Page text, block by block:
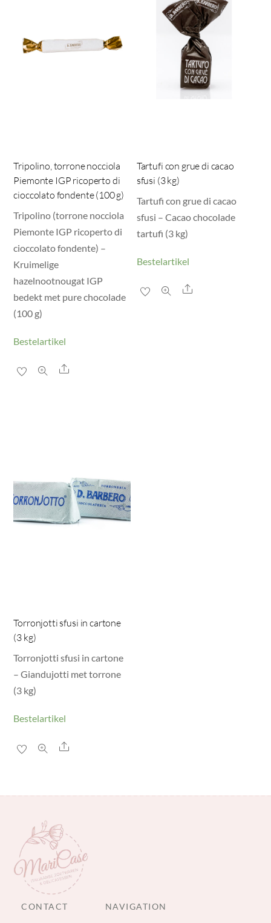
Tripolino, torrone nocciola
Piemonte IGP ricoperto di
cioccolato fondente (100 g)
Tripolino (torrone nocciola
Piemonte IGP ricoperto di
cioccolato fondente) –
Kruimelige
hazelnootnougat IGP
bedekt met pure chocolade
(100 g)
Bestelartikel
Share
Tartufi con grue di cacao
sfusi (3 kg)
Tartufi con grue di cacao
sfusi – Cacao chocolade
tartufi (3 kg)
Bestelartikel
Share
Torronjotti sfusi in cartone
(3 kg)
Torronjotti sfusi in cartone
– Giandujotti met torrone
(3 kg)
Bestelartikel
Share
CONTACT NAVIGATION